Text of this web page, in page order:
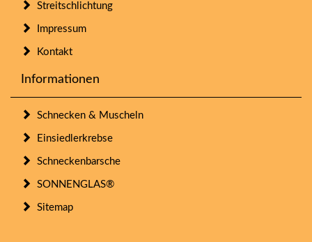
Streitschlichtung
Impressum
Kontakt
Informationen
Schnecken & Muscheln
Einsiedlerkrebse
Schneckenbarsche
SONNENGLAS®
Sitemap